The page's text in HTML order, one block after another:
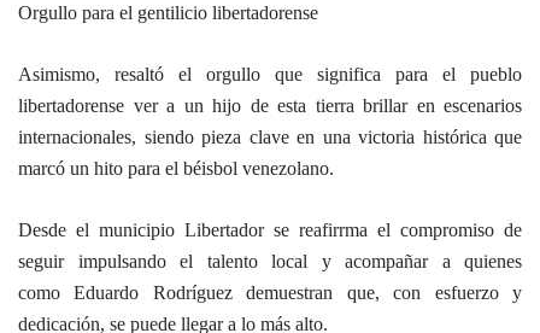
Orgullo para el gentilicio libertadorense
Asimismo, resaltó el orgullo que significa para el pueblo
libertadorense ver a un hijo de esta tierra brillar en escenarios
internacionales, siendo pieza clave en una victoria histórica que
marcó un hito para el béisbol venezolano.
Desde el municipio Libertador se reafirrma el compromiso de
seguir impulsando el talento local y acompañar a quienes
como Eduardo Rodríguez demuestran que, con esfuerzo y
dedicación, se puede llegar a lo más alto.